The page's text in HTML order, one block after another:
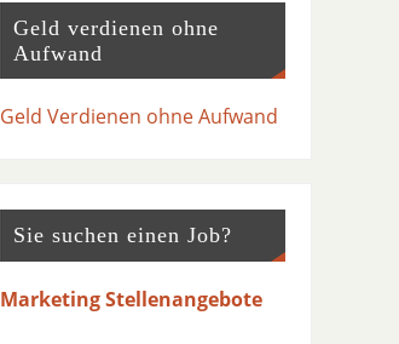
Geld verdienen ohne
Aufwand
Geld Verdienen ohne Aufwand
Sie suchen einen Job?
Marketing Stellenangebote